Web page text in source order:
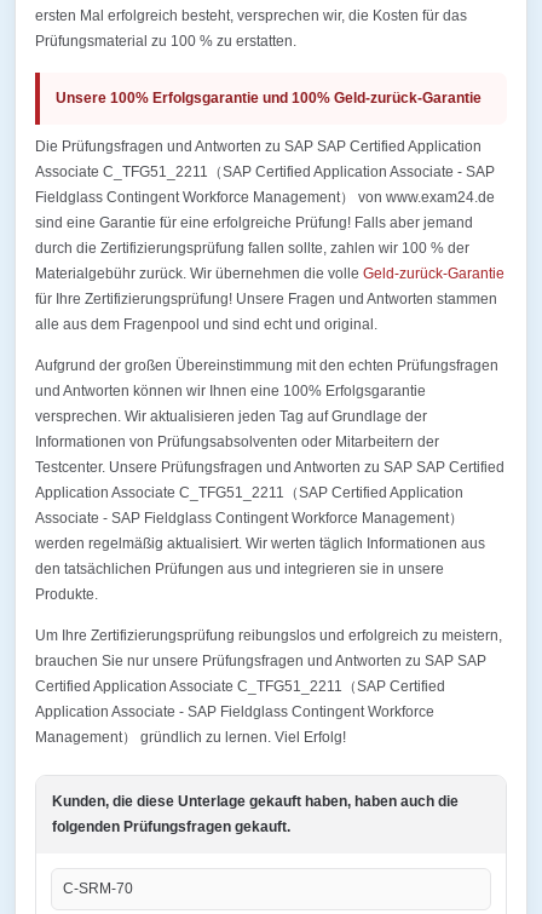
ersten Mal erfolgreich besteht, versprechen wir, die Kosten für das
Prüfungsmaterial zu 100 % zu erstatten.
Unsere 100% Erfolgsgarantie und 100% Geld-zurück-Garantie
Die Prüfungsfragen und Antworten zu SAP SAP Certified Application
Associate C_TFG51_2211（SAP Certified Application Associate - SAP
Fieldglass Contingent Workforce Management） von www.exam24.de
sind eine Garantie für eine erfolgreiche Prüfung! Falls aber jemand
durch die Zertifizierungsprüfung fallen sollte, zahlen wir 100 % der
Materialgebühr zurück. Wir übernehmen die volle Geld-zurück-Garantie
für Ihre Zertifizierungsprüfung! Unsere Fragen und Antworten stammen
alle aus dem Fragenpool und sind echt und original.
Aufgrund der großen Übereinstimmung mit den echten Prüfungsfragen
und Antworten können wir Ihnen eine 100% Erfolgsgarantie
versprechen. Wir aktualisieren jeden Tag auf Grundlage der
Informationen von Prüfungsabsolventen oder Mitarbeitern der
Testcenter. Unsere Prüfungsfragen und Antworten zu SAP SAP Certified
Application Associate C_TFG51_2211（SAP Certified Application
Associate - SAP Fieldglass Contingent Workforce Management）
werden regelmäßig aktualisiert. Wir werten täglich Informationen aus
den tatsächlichen Prüfungen aus und integrieren sie in unsere
Produkte.
Um Ihre Zertifizierungsprüfung reibungslos und erfolgreich zu meistern,
brauchen Sie nur unsere Prüfungsfragen und Antworten zu SAP SAP
Certified Application Associate C_TFG51_2211（SAP Certified
Application Associate - SAP Fieldglass Contingent Workforce
Management） gründlich zu lernen. Viel Erfolg!
Kunden, die diese Unterlage gekauft haben, haben auch die
folgenden Prüfungsfragen gekauft.
C-SRM-70